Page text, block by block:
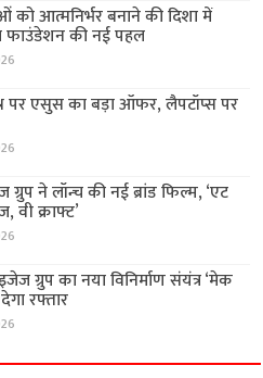
को आत्मनिर्भर बनाने की दिशा में
फाउंडेशन की नई पहल
पर एसुस का बड़ा ऑफर, लैपटॉप्स पर
ग्रुप ने लॉन्च की नई ब्रांड फिल्म, ‘एट
वी क्राफ्ट’
ग्रुप का नया विनिर्माण संयंत्र ‘मेक
रफ्तार